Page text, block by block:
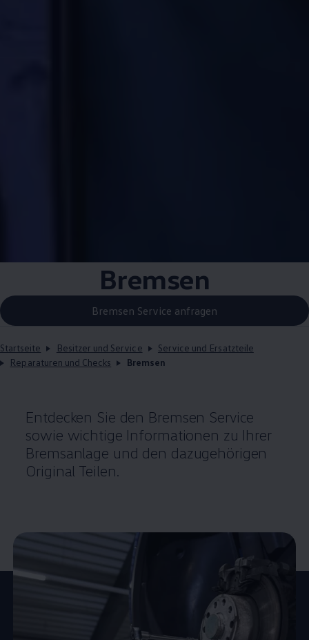
Bremsen
Bremsen Service anfragen
Startseite Besitzer und Service
Service und Ersatzteile
Reparaturen und Checks
Bremsen
Entdecken Sie den Bremsen Service
sowie wichtige Informationen zu Ihrer
Bremsanlage und den dazugehörigen
Original Teilen.